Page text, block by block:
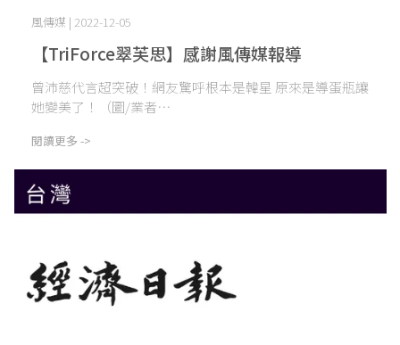
【TriForce翠芙思】感謝風傳媒報導
風傳媒 | 2022-12-05
曾沛慈代言超突破！網友驚呼根本是韓星 原來是導蛋瓶讓
她變美了！（圖/業者⋯
閱讀更多 ->